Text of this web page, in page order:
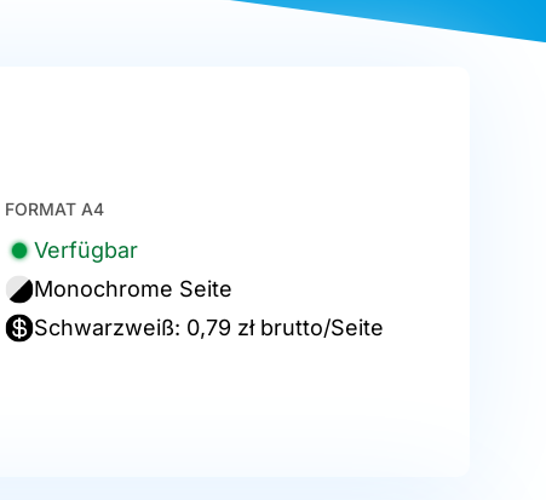
FORMAT A4
Verfügbar
Monochrome Seite
Schwarzweiß: 0,79 zł brutto/Seite